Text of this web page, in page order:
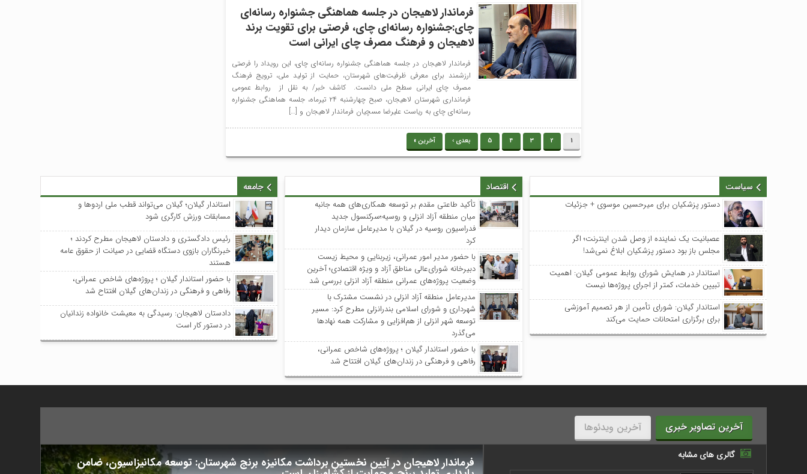
با حضور معاون امور هنری وزارت فرهنگ و ارشاد
اسلامی؛جلسه شورای سیاستگذاری جشنواره تئاتر
خیابانی شهروند لاهیجان برگزار شد
فرماندار لاهیجان در جلسه هماهنگی جشنواره رسانه‌ای
چای:جشنواره رسانه‌ای چای، فرصتی برای تقویت برند
لاهیجان و فرهنگ مصرف چای ایرانی است
فرماندار لاهیجان در جلسه هماهنگی جشنواره رسانه‌ای چای، این رویداد را فرصتی
ارزشمند برای معرفی ظرفیت‌های شهرستان، حمایت از تولید ملی، ترویج فرهنگ
مصرف چای ایرانی سطح ملی دانست. کاشف خبر/ به نقل از روابط عمومی
فرمانداری شهرستان لاهیجان، صبح چهارشنبه ۲۴ تیرماه، جلسه هماهنگی جشنواره
رسانه‌ای چای به ریاست علیرضا مسچیان فرماندار لاهیجان و […]
1
2
3
4
5 بعدی › آخرین »
سیاست
دستور پزشکیان برای میرحسین موسوی + جزئیات
عصبانیت یک نماینده از وصل شدن اینترنت؛ اگر
مجلس باز بود دستور پزشکیان ابلاغ نمی‌شد!
استاندار در همایش شورای روابط عمومی‌ گیلان: اهمیت
تبیین خدمات، کمتر از اجرای پروژه‌ها نیست
استاندار گیلان: شورای تأمین از هر تصمیم آموزشی
برای برگزاری امتحانات حمایت می‌کند
اقتصاد
تأکید طاعتی مقدم بر توسعه همکاری‌های همه جانبه
میان منطقه آزاد انزلی و روسیه؛سرکنسول جدید
فدراسیون روسیه در گیلان با مدیرعامل سازمان دیدار
کرد
با حضور مدیر امور عمرانی، زیربنایی و محیط زیست
دبیرخانه شورای‌عالی مناطق آزاد و ویژه اقتصادی؛ آخرین
وضعیت پروژه‌های عمرانی منطقه آزاد انزلی بررسی شد
مدیرعامل منطقه آزاد انزلی در نشست مشترک با
شهرداری و شورای اسلامی بندرانزلی مطرح کرد: مسیر
توسعه شهر انزلی از هم‌افزایی و مشارکت همه نهادها
می‌گذرد
با حضور استاندار گیلان ؛ پروژه‌های شاخص عمرانی،
رفاهی و فرهنگی در زندان‌های گیلان افتتاح شد
جامعه
استاندار گیلان؛ گیلان می‌تواند قطب ملی اردوها و
مسابقات ورزش کارگری شود
رئیس دادگستری و دادستان لاهیجان مطرح کردند ؛
خبرنگاران بازوی دستگاه قضایی در صیانت از حقوق عامه
هستند
با حضور استاندار گیلان ؛ پروژه‌های شاخص عمرانی،
رفاهی و فرهنگی در زندان‌های گیلان افتتاح شد
دادستان لاهیجان: رسیدگی به معیشت خانواده زندانیان
در دستور کار است
آخرین تصاویر خبری آخرین ویدئوها
گالری های مشابه فرماندار لاهیجان در آیین نخستین برداشت مکانیزه برنج شهرستان: توسعه مکانیزاسیون، ضامن به احسن موقوفه محمدتقی کریم با حضور مسئولان و نمایندگان